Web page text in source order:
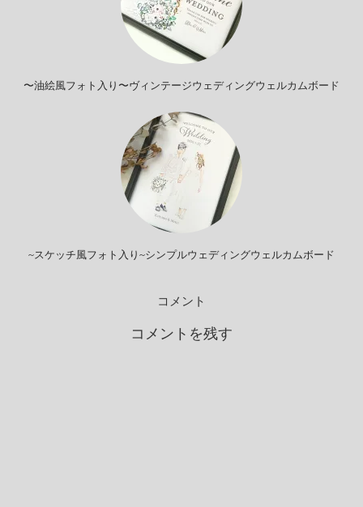
〜油絵風フォト入り〜ヴィンテージウェディングウェルカムボード
~スケッチ風フォト入り~シンプルウェディングウェルカムボード
コメント
コメントを残す